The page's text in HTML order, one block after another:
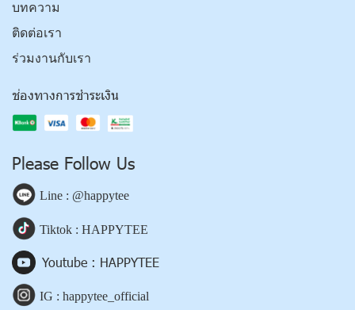
บทความ
ติดต่อเรา
ร่วมงานกับเรา
ช่องทางการชำระเงิน
Please Follow Us
Line : @happytee
Tiktok : HAPPYTEE
Youtube : HAPPYTEE
IG : happytee_official